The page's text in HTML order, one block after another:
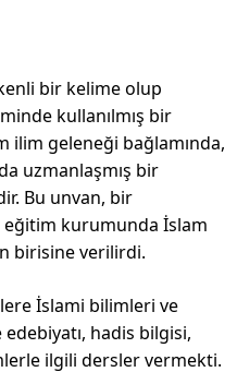
bir kelime olup
kullanılmış bir
ilim geleneği bağlamında,
uzmanlaşmış bir
Bu unvan, bir
kurumunda İslam
birisine verilirdi.
İslami bilimleri ve
hadis bilgisi,
ilgili dersler vermekti.